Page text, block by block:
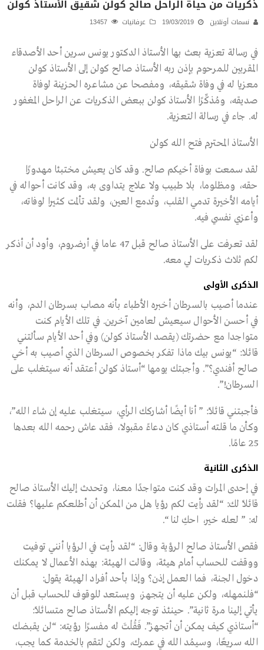
ذكريات من حياة الراحل صالح كولن شقيق الأستاذ كولن
نسمات أونلاين 19/03/2019 عرفانيات
في رسالة تعزية بعث بها الأستاذ الدكتور يونس سرين أحد الأصدقاء
المقربين للمرحوم بإذن ربه الأستاذ صالح كولن إلى الأستاذ كولن
معزيا له في وفاة شقيقه، ومفصحا عن مشاعره الحزينة لوفاة
صديقه، ومُذكِّرًا الأستاذ كولن ببعض الذكريات عن الراحل المغفور
له. جاء في رسالة التعزية.
الأستاذ المحترم فتح الله كولن
لقد سمعت بوفاة أخيكم صالح. وقد كان يعيش مختبئا مهدورًا
حقه، ومظلوما، بلا طبيب ولا علاج يتداوى به، وقد كانت أحواله في
أيامه الأخيرة تدمي القلب، وتُدمع العين، ولقد تألمت كثيرا لوفاته،
وأعزي نفسي فيه.
لقد تعرفت على الأستاذ صالح قبل 47 عاما في أرضروم، وأود أن أذكر
لكم ثلاث ذكريات لي معه.
الذكرى الأولى
عندما أصيب بالسرطان أخبره الأطباء بأنه مصاب بسرطان الدم، وأنه
في أحسن الأحوال سيعيش لعامين آخرين. في تلك الأيام كنت
متواجدا مع حضرتك (يقصد الأستاذ كولن) وفي أحد الأيام سألتني
قائلا: “يونس بيك ماذا تفكر بخصوص السرطان الذي أصيب به أخي
صالح أفندي؟”. وأجبتك يومها “أستاذ كولن أعتقد أنه سيتغلب على
السرطان!”.
فأجبتني قائلاً: ” أنا أيضًا أشاركك الرأي، سيتغلب عليه إن شاء الله”،
وكأن ما قلته أستاذي كان دعاءً مقبولا، فقد عاش رحمه الله بعدها
25 عامًا.
الذكرى الثانية
في إحدى المرات وقد كنت متواجدًا معنا، وتحدث إليك الأستاذ صالح
قائلاً لك: “لقد رأيت لكم رؤيا هل من الممكن أن أطلعكم عليها؟ فقلت
له: ” لعله خير، احكِ لنا “.
فقص الأستاذ صالح الرؤية وقال: “لقد رأيت في الرؤيا أنني توفيت
ووقفت للحساب أمام هيئة، وقالت الهيئة: بهذه الأعمال لا يمكنك
دخول الجنة، فما العمل إذن؟ وإذا بأحد أفراد الهيئة يقول:
“فلنمهله، ولكن عليه أن يتجهز، ويستعد للوقوف للحساب قبل أن
يأتي إلينا مرة ثانية”. حينئذ توجه إليكم الأستاذ صالح متسائلاً:
“أستاذي كيف يمكن أن أتجهز”. فَقُلْتَ له مفسرًا رؤيته: “لن يقبضك
الله سريعًا، وسيمُد الله في عمرك، ولكن لتقم بالخدمة كما يجب،